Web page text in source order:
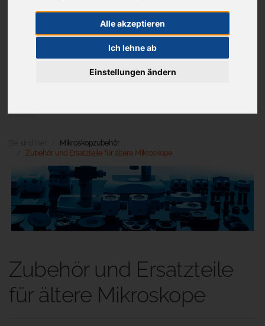
Alle akzeptieren
Ich lehne ab
Einstellungen ändern
Aktuelles
Sie sind hier:
Mikroskopzubehör
Zubehör und Ersatzteile für ältere Mikroskope
Zubehör und Ersatzteile
für ältere Mikroskope